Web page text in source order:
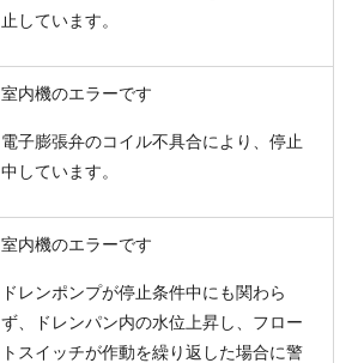
止しています。
室内機のエラーです
電子膨張弁のコイル不具合により、停止
中しています。
室内機のエラーです
ドレンポンプが停止条件中にも関わら
ず、ドレンパン内の水位上昇し、フロー
トスイッチが作動を繰り返した場合に警